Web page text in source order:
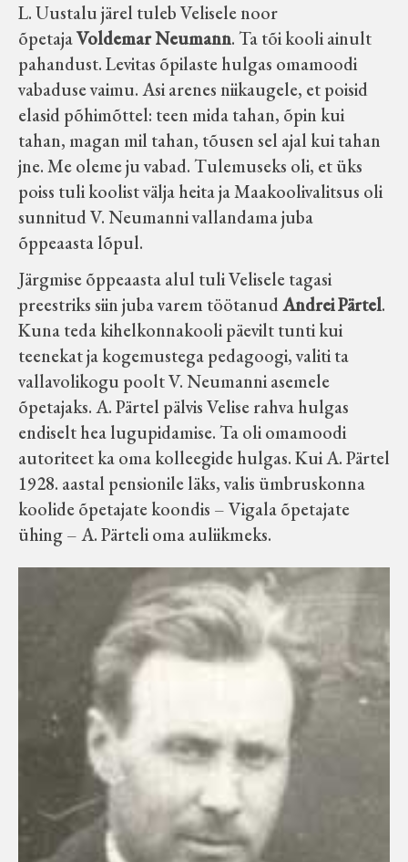
L. Uustalu järel tuleb Velisele noor
õpetajaVoldemar Neumann. Ta tõi kooli ainult
pahandust. Levitas õpilaste hulgas omamoodi
vabaduse vaimu. Asi arenes niikaugele, et poisid
elasid põhimõttel: teen mida tahan, õpin kui
tahan, magan mil tahan, tõusen sel ajal kui tahan
jne. Me oleme ju vabad. Tulemuseks oli, et üks
poiss tuli koolist välja heita ja Maakoolivalitsus oli
sunnitud V. Neumanni vallandama juba
õppeaasta lõpul.
Järgmise õppeaasta alul tuli Velisele tagasi
preestriks siin juba varem töötanudAndrei Pärtel.
Kuna teda kihelkonnakooli päevilt tunti kui
teenekat ja kogemustega pedagoogi, valiti ta
vallavolikogu poolt V. Neumanni asemele
õpetajaks. A. Pärtel pälvis Velise rahva hulgas
endiselt hea lugupidamise. Ta oli omamoodi
autoriteet ka oma kolleegide hulgas. Kui A. Pärtel
1928. aastal pensionile läks, valis ümbruskonna
koolide õpetajate koondis – Vigala õpetajate
ühing – A. Pärteli oma auliikmeks.